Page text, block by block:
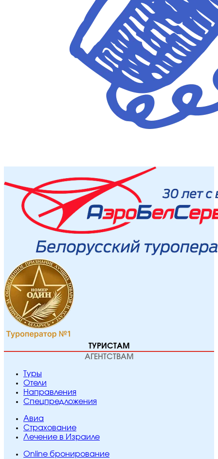
ТУРИСТАМ
АГЕНТСТВАМ
Туры
Отели
Направления
Спецпредложения
Авиа
Страхование
Лечение в Израиле
Online бронирование